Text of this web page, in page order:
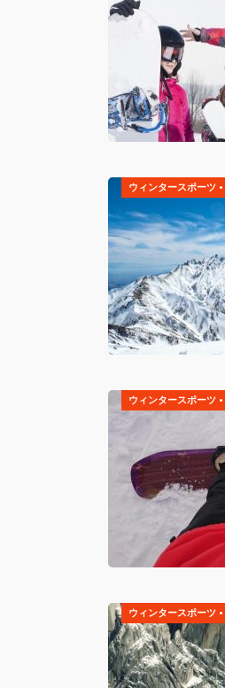
ウィンタースポーツ •
ウィンタースポーツ •
ウィンタースポーツ •